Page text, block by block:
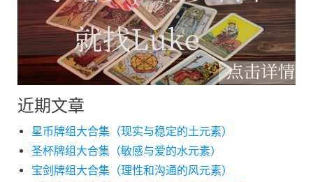
近期文章
星币牌组大合集（现实与稳定的土元素）
圣杯牌组大合集（敏感与爱的水元素）
宝剑牌组大合集（理性和沟通的风元素）